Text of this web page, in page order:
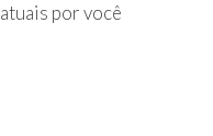
por você